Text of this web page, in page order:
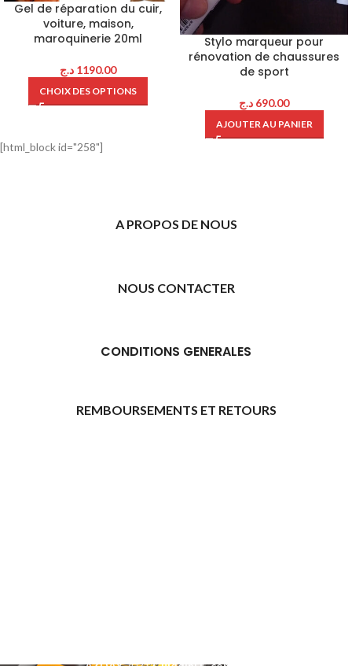
Gel de réparation du cuir,
voiture, maison,
maroquinerie 20ml
1190.00 د.ج
CHOIX DES OPTIONS
Stylo marqueur pour
rénovation de chaussures
de sport
690.00 د.ج
AJOUTER AU PANIER
[html_block id="258"]
A PROPOS DE NOUS
NOUS CONTACTER
CONDITIONS GENERALES
REMBOURSEMENTS ET RETOURS